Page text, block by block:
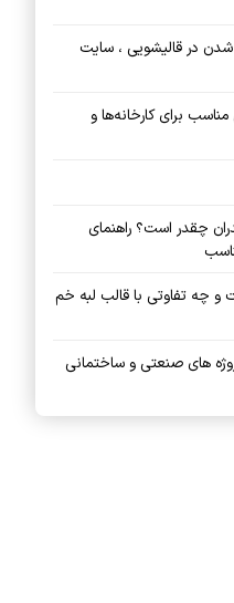
در قالیشویی ، سایت
برای کارخانه‌ها و
چقدر است؟ راهنمای
چه تفاوتی با قالب لبه خم
های صنعتی و ساختمانی